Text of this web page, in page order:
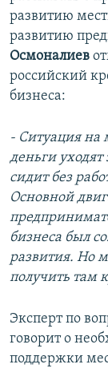
развитию
развитию
Осмоналиев
российский
бизнеса:
- Ситуация на
деньги
сидит без
Основной
бизнеса был
развития. Но
получить там
Эксперт по
говорит о
поддержки